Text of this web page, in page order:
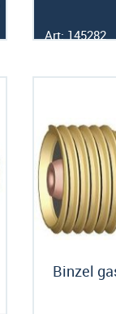
Art: 145282
Binzel